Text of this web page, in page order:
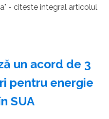
- citeste integral articolul
un acord de 3
pentru energie
SUA